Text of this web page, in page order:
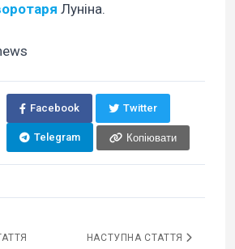
Луніна.
Facebook Twitter
Telegram Копіювати
НАСТУПНА СТАТТЯ